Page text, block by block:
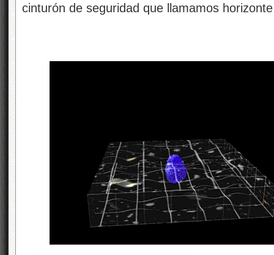
cinturón de seguridad que llamamos